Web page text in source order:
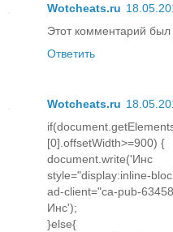
Wotcheats.ru
Этот комментарий был
Ответить
Wotcheats.ru
[0].offsetWidth>=900) {
style="display:inline-
ad-client="ca-pub-
Инс');
}else{